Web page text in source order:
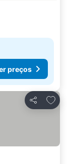
preços
Partilhar